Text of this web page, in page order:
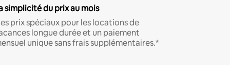
simplicité du prix au mois
prix spéciaux pour les locations de
longue durée et un paiement
unique sans frais supplémentaires.*